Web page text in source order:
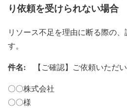
り依頼を受けられない場合
リソース不足を理由に断る際の
す。
件名: 【ご確認】ご依頼いただ
〇〇株式会社
〇〇様